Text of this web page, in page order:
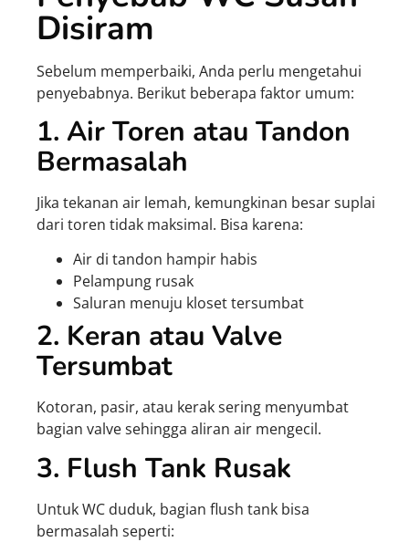
Disiram
Sebelum memperbaiki, Anda perlu mengetahui
penyebabnya. Berikut beberapa faktor umum:
1. Air Toren atau Tandon
Bermasalah
Jika tekanan air lemah, kemungkinan besar suplai
dari toren tidak maksimal. Bisa karena:
Air di tandon hampir habis
Pelampung rusak
Saluran menuju kloset tersumbat
2. Keran atau Valve
Tersumbat
Kotoran, pasir, atau kerak sering menyumbat
bagian valve sehingga aliran air mengecil.
3. Flush Tank Rusak
Untuk WC duduk, bagian flush tank bisa
bermasalah seperti: